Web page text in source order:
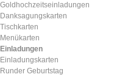
Goldhochzeitseinladungen
Danksagungskarten
Tischkarten
Menükarten
Einladungen
Einladungskarten
Runder Geburtstag